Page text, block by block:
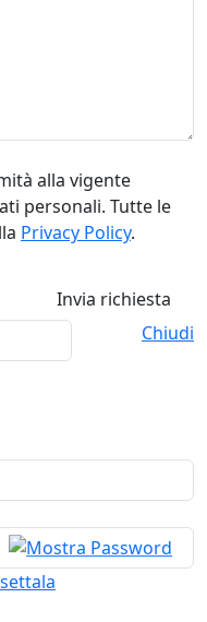
alla vigente
personali. Tutte le
Privacy Policy.
Invia richiesta
Chiudi